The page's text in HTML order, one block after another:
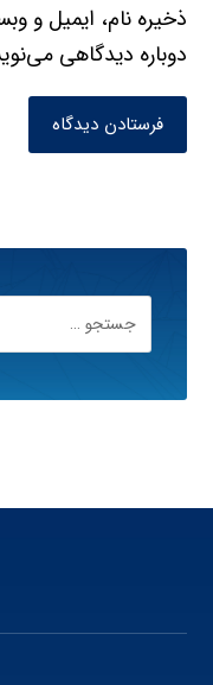
ذخیره نام، ایمیل و
دوباره دیدگاهی
فرستادن دیدگاه